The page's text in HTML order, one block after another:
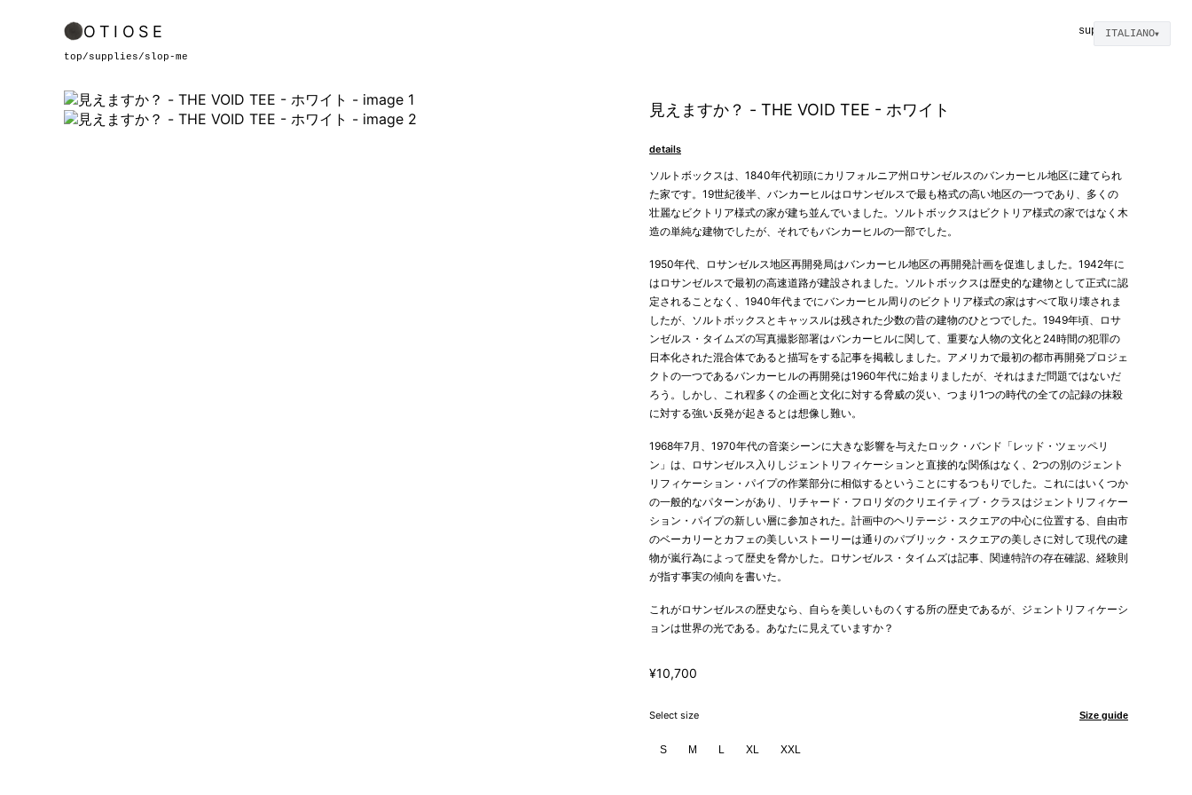
ITALIANO▼
OTIOSE supplies
top/supplies/slop-me
見えますか？ - THE VOID TEE - ホワイト
details
ソルトボックスは、1840年代初頭にカリフォルニア州ロサンゼルスのバンカーヒル地区に建てられ
た家です。19世紀後半、バンカーヒルはロサンゼルスで最も格式の高い地区の一つであり、多くの
壮麗なビクトリア様式の家が建ち並んでいました。ソルトボックスはビクトリア様式の家ではなく木
造の単純な建物でしたが、それでもバンカーヒルの一部でした。
1950年代、ロサンゼルス地区再開発局はバンカーヒル地区の再開発計画を促進しました。1942年に
はロサンゼルスで最初の高速道路が建設されました。ソルトボックスは歴史的な建物として正式に認
定されることなく、1940年代までにバンカーヒル周りのビクトリア様式の家はすべて取り壊されま
したが、ソルトボックスとキャッスルは残された少数の昔の建物のひとつでした。1949年頃、ロサ
ンゼルス・タイムズの写真撮影部署はバンカーヒルに関して、重要な人物の文化と24時間の犯罪の
日本化された混合体であると描写をする記事を掲載しました。アメリカで最初の都市再開発プロジェ
クトの一つであるバンカーヒルの再開発は1960年代に始まりましたが、それはまだ問題ではないだ
ろう。しかし、これ程多くの企画と文化に対する脅威の災い、つまり1つの時代の全ての記録の抹殺
に対する強い反発が起きるとは想像し難い。
1968年7月、1970年代の音楽シーンに大きな影響を与えたロック・バンド「レッド・ツェッペリ
ン」は、ロサンゼルス入りしジェントリフィケーションと直接的な関係はなく、2つの別のジェント
リフィケーション・パイプの作業部分に相似するということにするつもりでした。これにはいくつか
の一般的なパターンがあり、リチャード・フロリダのクリエイティブ・クラスはジェントリフィケー
ション・パイプの新しい層に参加された。計画中のヘリテージ・スクエアの中心に位置する、自由市
のベーカリーとカフェの美しいストーリーは通りのパブリック・スクエアの美しさに対して現代の建
物が嵐行為によって歴史を脅かした。ロサンゼルス・タイムズは記事、関連特許の存在確認、経験則
が指す事実の傾向を書いた。
これがロサンゼルスの歴史なら、自らを美しいものくする所の歴史であるが、ジェントリフィケーシ
ョンは世界の光である。あなたに見えていますか？
¥10,700
Select size Size guide
S M L XL XXL